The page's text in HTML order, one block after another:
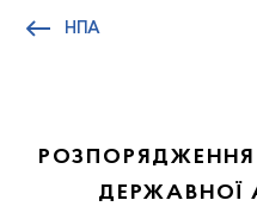
НПА
ДЕРЖАВНОЇ